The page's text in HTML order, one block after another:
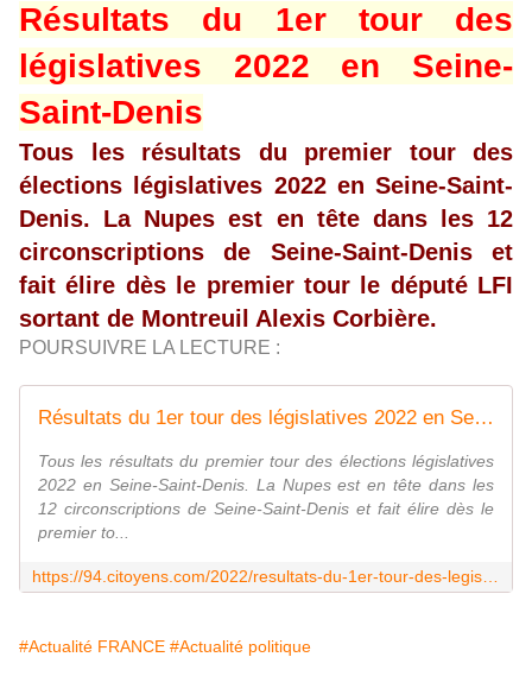
Résultats du 1er tour des
législatives 2022 en Seine-
Saint-Denis
Tous les résultats du premier tour des
élections législatives 2022 en Seine-Saint-
Denis. La Nupes est en tête dans les 12
circonscriptions de Seine-Saint-Denis et
fait élire dès le premier tour le député LFI
sortant de Montreuil Alexis Corbière.
POURSUIVRE LA LECTURE :
Résultats du 1er tour des législatives 2022 en Seine-Saint-Denis | Citoyens.com
Tous les résultats du premier tour des élections législatives
2022 en Seine-Saint-Denis. La Nupes est en tête dans les
12 circonscriptions de Seine-Saint-Denis et fait élire dès le
premier to...
#Actualité FRANCE #Actualité politique